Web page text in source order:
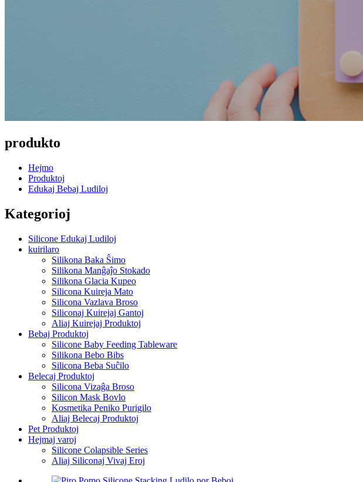
produkto
Hejmo
Produktoj
Edukaj Bebaj Ludiloj
Kategorioj
Silicone Edukaj Ludiloj
kuirilaro
Silikona Baka Ŝimo
Silikona Manĝaĵo Stokado
Silikona Glacia Kupeo
Silicona Kuireja Mato
Silicona Vazlava Broso
Siliconaj Kuirejaj Gantoj
Aliaj Kuirejaj Produktoj
Bebaj Produktoj
Silicone Baby Feeding Tableware
Silikona Bebo Bibs
Silicona Beba Suĉilo
Belecaj Produktoj
Silicona Vizaĝa Broso
Silicon Mask Bovlo
Kosmetika Peniko Purigilo
Aliaj Belecaj Produktoj
Pet Produktoj
Hejmaj varoj
Silicone Colapsible Series
Aliaj Siliconaj Vivaj Eroj